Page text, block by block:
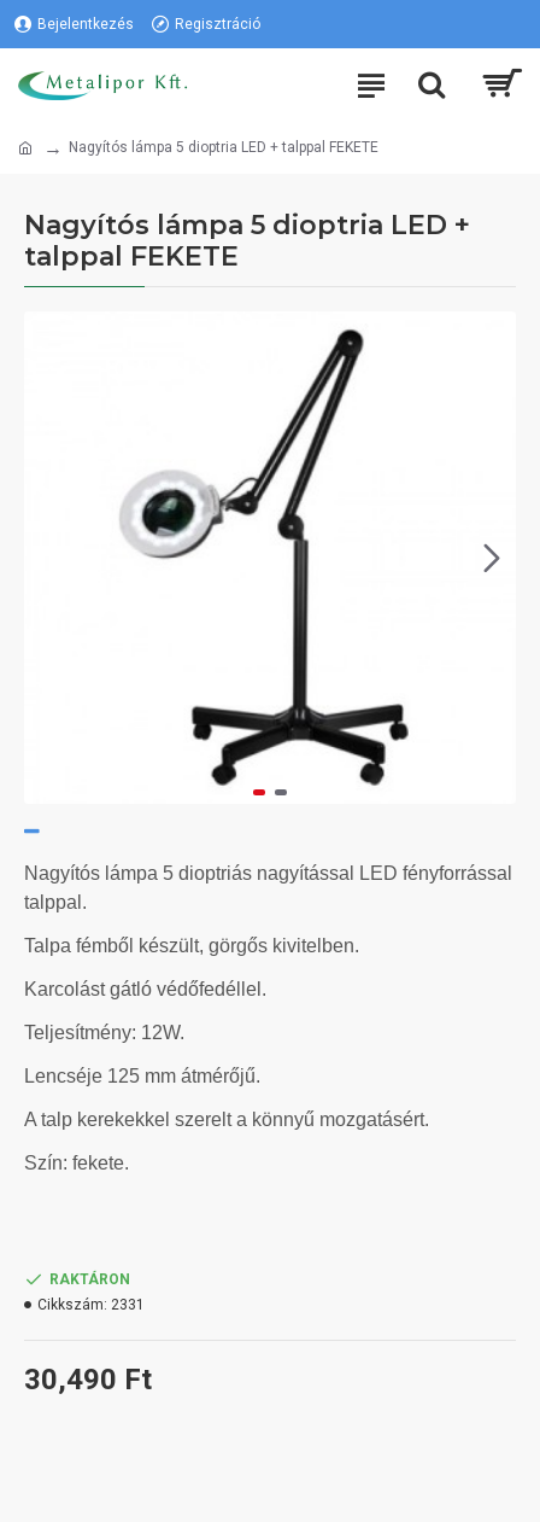
Bejelentkezés Regisztráció
Nagyítós lámpa 5 dioptria LED + talppal FEKETE
Nagyítós lámpa 5 dioptria LED +
talppal FEKETE
Nagyítós lámpa 5 dioptriás nagyítással LED fényforrással
talppal.
Talpa fémből készült, görgős kivitelben.
Karcolást gátló védőfedéllel.
Teljesítmény: 12W.
Lencséje 125 mm átmérőjű.
A talp kerekekkel szerelt a könnyű mozgatásért.
Szín: fekete.
30,490 Ft
RAKTÁRON
Cikkszám: 2331